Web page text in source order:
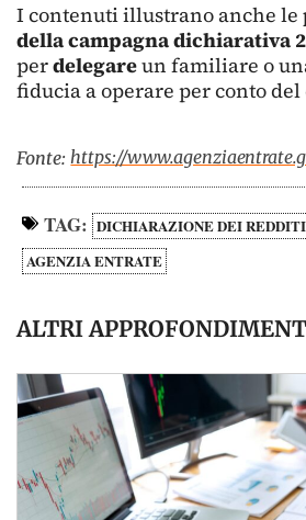
I contenuti illustrano anche le
della campagna dichiarativa
perdelegareun familiare o
fiducia a operare per conto
Fonte: https://
TAG: DICHIARAZIONE DEI REDDITI
AGENZIA ENTRATE
ALTRI